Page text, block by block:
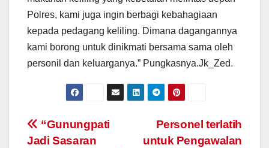
Polres, kami juga ingin berbagi kebahagiaan
kepada pedagang keliling. Dimana dagangannya
kami borong untuk dinikmati bersama sama oleh
personil dan keluarganya.” Pungkasnya.Jk_Zed.
Post
Personel terlatih
untuk Pengawalan
“Gunungpati
Jadi Sasaran